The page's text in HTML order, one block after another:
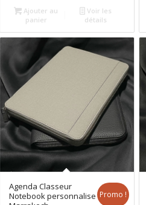
Ajouter au
panier
Voir les
détails
Agenda Classeur
Notebook personnalise Promo !